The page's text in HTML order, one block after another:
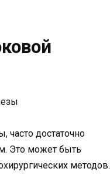
часто достаточно
Это может быть
методов.